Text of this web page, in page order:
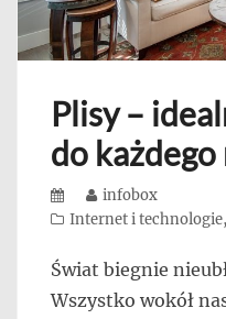
Plisy –
do
Posted
on
Author
infobox
Categories
Internet i technologie,
Świat biegnie
Wszystko wokół